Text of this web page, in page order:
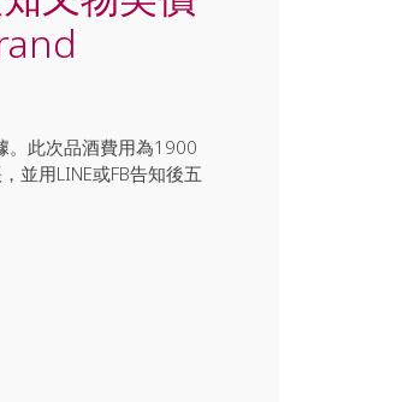
。此次品酒費用為1900
並用LINE或FB告知後五